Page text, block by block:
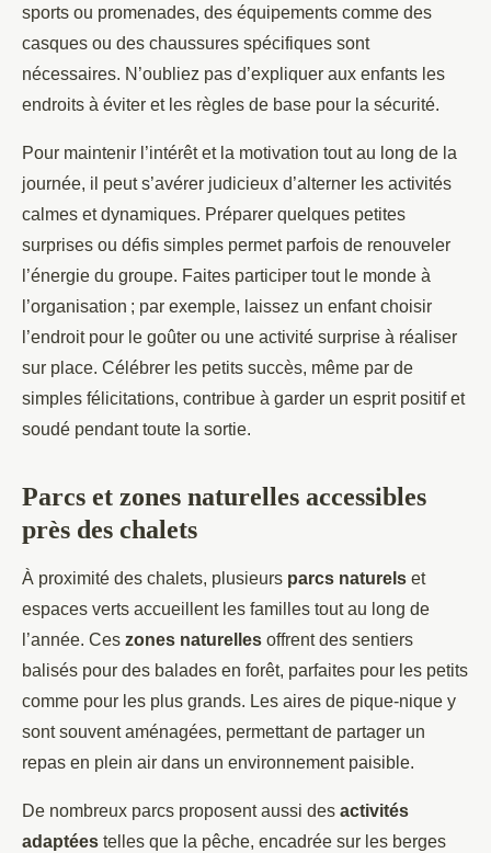
sports ou promenades, des équipements comme des
casques ou des chaussures spécifiques sont
nécessaires. N’oubliez pas d’expliquer aux enfants les
endroits à éviter et les règles de base pour la sécurité.
Pour maintenir l’intérêt et la motivation tout au long de la
journée, il peut s’avérer judicieux d’alterner les activités
calmes et dynamiques. Préparer quelques petites
surprises ou défis simples permet parfois de renouveler
l’énergie du groupe. Faites participer tout le monde à
l’organisation ; par exemple, laissez un enfant choisir
l’endroit pour le goûter ou une activité surprise à réaliser
sur place. Célébrer les petits succès, même par de
simples félicitations, contribue à garder un esprit positif et
soudé pendant toute la sortie.
Parcs et zones naturelles accessibles
près des chalets
À proximité des chalets, plusieurs parcs naturels et
espaces verts accueillent les familles tout au long de
l’année. Ces zones naturelles offrent des sentiers
balisés pour des balades en forêt, parfaites pour les petits
comme pour les plus grands. Les aires de pique-nique y
sont souvent aménagées, permettant de partager un
repas en plein air dans un environnement paisible.
De nombreux parcs proposent aussi des activités
adaptées telles que la pêche, encadrée sur les berges